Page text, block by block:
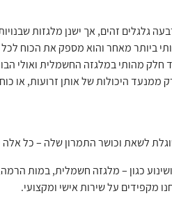
גלגלים זהים, אך ישנן מלגזות
ביותר מאחר והוא מספק את הכוח
מהותי במלגזה החשמלית ואולי
היכולות של אותן זרועות, או
לשאת וכושר התמרון שלה – כל אלה
כגון – מלגזה חשמלית, במות
מקפידים על שירות אישי ומקצועי.